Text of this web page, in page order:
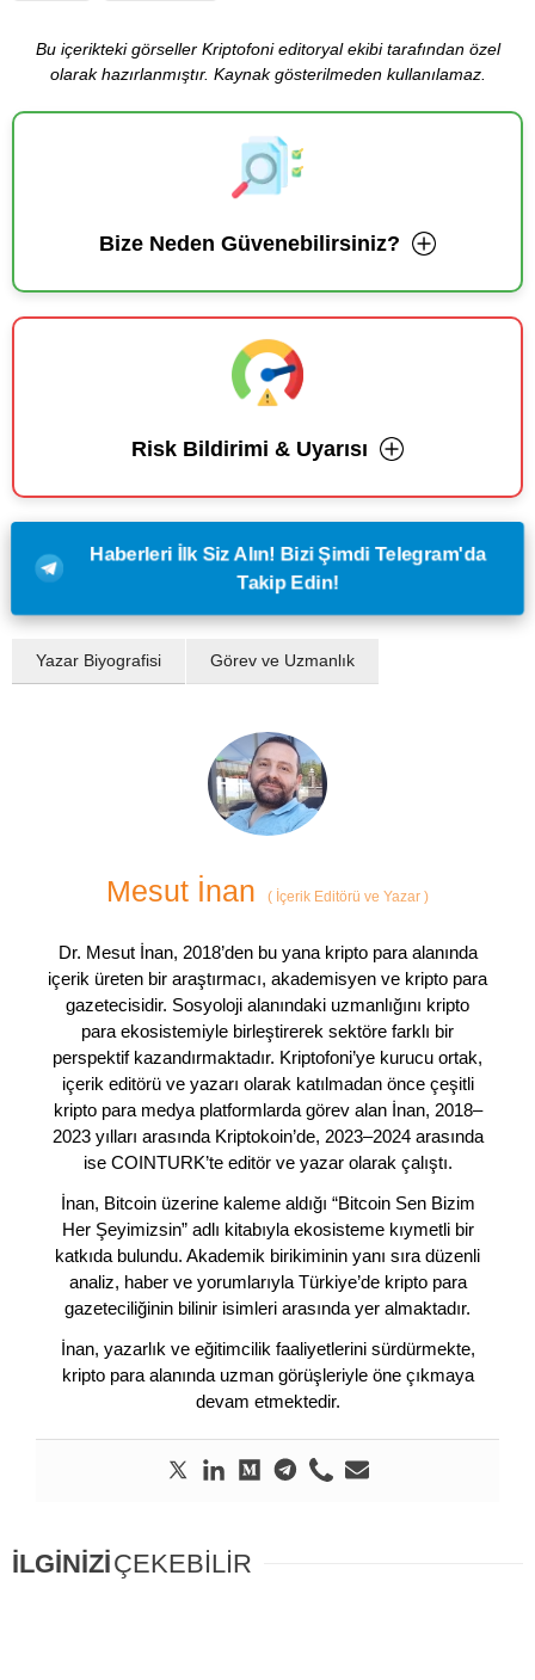
Bu içerikteki görseller Kriptofoni editoryal ekibi tarafından özel
olarak hazırlanmıştır. Kaynak gösterilmeden kullanılamaz.
Bize Neden Güvenebilirsiniz?
Risk Bildirimi & Uyarısı
Haberleri İlk Siz Alın! Bizi Şimdi Telegram'da
Takip Edin!
Yazar Biyografisi Görev ve Uzmanlık
Mesut İnan ( İçerik Editörü ve Yazar )
Dr. Mesut İnan, 2018’den bu yana kripto para alanında
içerik üreten bir araştırmacı, akademisyen ve kripto para
gazetecisidir. Sosyoloji alanındaki uzmanlığını kripto
para ekosistemiyle birleştirerek sektöre farklı bir
perspektif kazandırmaktadır. Kriptofoni’ye kurucu ortak,
içerik editörü ve yazarı olarak katılmadan önce çeşitli
kripto para medya platformlarda görev alan İnan, 2018–
2023 yılları arasında Kriptokoin’de, 2023–2024 arasında
ise COINTURK’te editör ve yazar olarak çalıştı.
İnan, Bitcoin üzerine kaleme aldığı “Bitcoin Sen Bizim
Her Şeyimizsin” adlı kitabıyla ekosisteme kıymetli bir
katkıda bulundu. Akademik birikiminin yanı sıra düzenli
analiz, haber ve yorumlarıyla Türkiye’de kripto para
gazeteciliğinin bilinir isimleri arasında yer almaktadır.
İnan, yazarlık ve eğitimcilik faaliyetlerini sürdürmekte,
kripto para alanında uzman görüşleriyle öne çıkmaya
devam etmektedir.
İLGİNİZİÇEKEBİLİR